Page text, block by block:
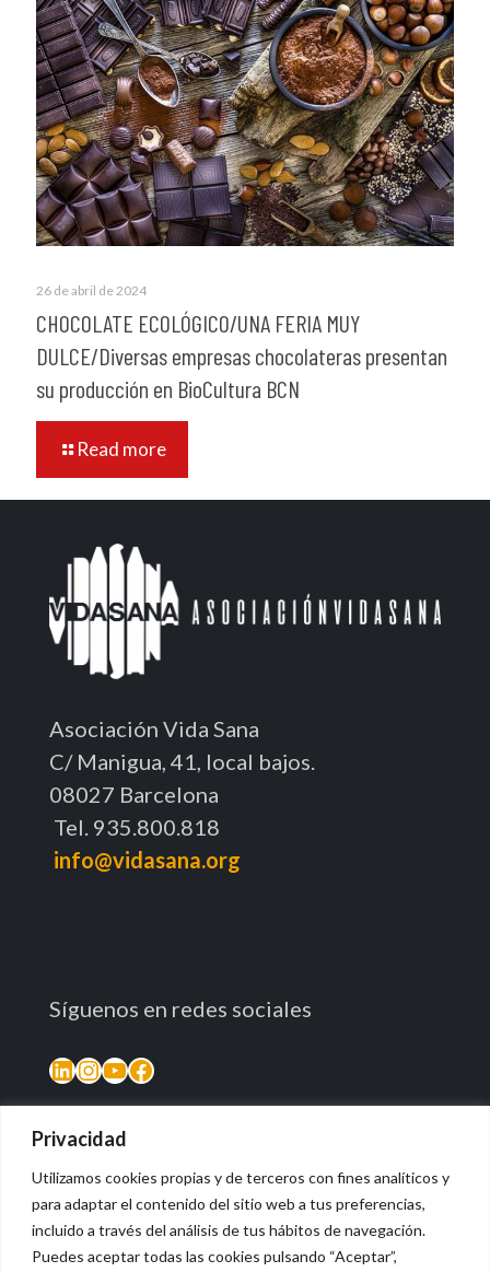
Privacidad
Utilizamos cookies propias y de terceros con fines analíticos y
para adaptar el contenido del sitio web a tus preferencias,
incluido a través del análisis de tus hábitos de navegación.
Puedes aceptar todas las cookies pulsando “Aceptar”,
26 de abril de 2024
CHOCOLATE ECOLÓGICO/UNA FERIA MUY
DULCE/Diversas empresas chocolateras presentan
su producción en BioCultura BCN
Read more
Asociación Vida Sana
C/ Manigua, 41, local bajos.
08027 Barcelona
Tel. 935.800.818
info@vidasana.org
Síguenos en redes sociales
LinkedIn
Instagram
YouTube
Facebook